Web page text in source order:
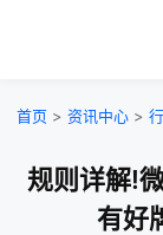
首页 > 资讯中心 >
规则详解!
有好